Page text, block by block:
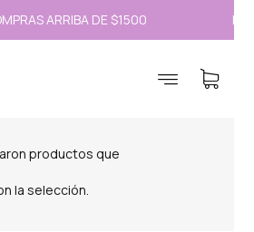
ARRIBA DE $1500
productos que
la selección.